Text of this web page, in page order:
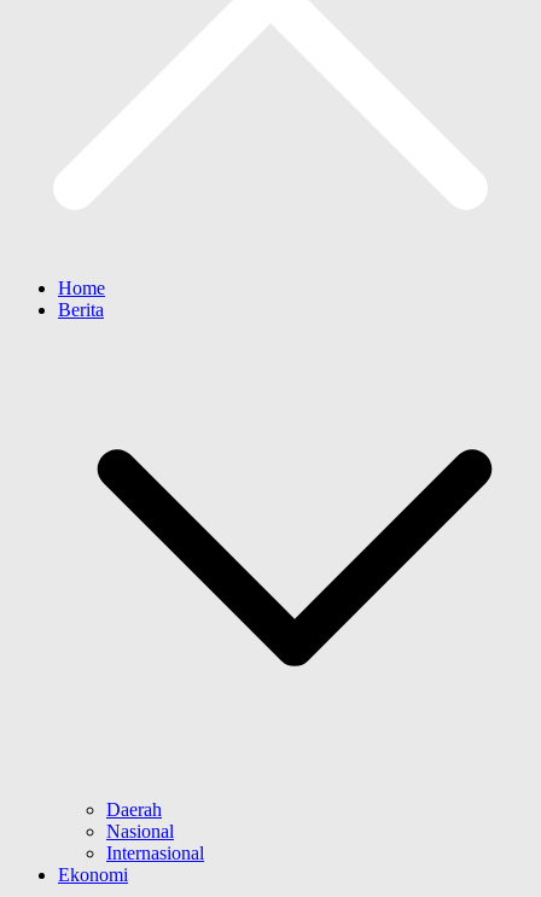
Home
Berita
Daerah
Nasional
Internasional
Ekonomi